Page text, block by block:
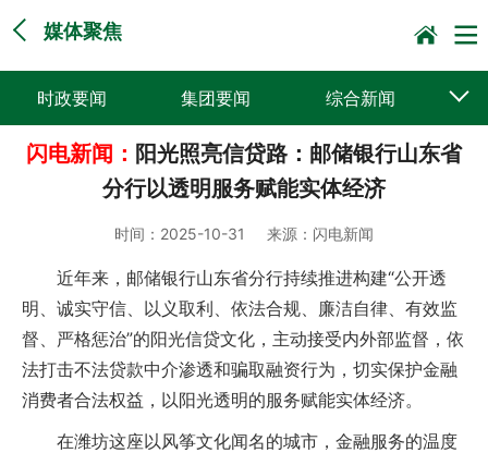
媒体聚焦
时政要闻 集团要闻 综合新闻
媒体聚焦 党建动态 普遍服务
闪电新闻： 阳光照亮信贷路：邮储银行山东省
分行以透明服务赋能实体经济
时间： 2025-10-31 来源： 闪电新闻
近年来，邮储银行山东省分行持续推进构建“公开透
明、诚实守信、以义取利、依法合规、廉洁自律、有效监
督、严格惩治”的阳光信贷文化，主动接受内外部监督，依
法打击不法贷款中介渗透和骗取融资行为，切实保护金融
消费者合法权益，以阳光透明的服务赋能实体经济。
在潍坊这座以风筝文化闻名的城市，金融服务的温度